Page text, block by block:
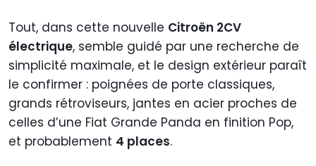
Tout, dans cette nouvelle Citroën 2CV
électrique, semble guidé par une recherche de
simplicité maximale, et le design extérieur paraît
le confirmer : poignées de porte classiques,
grands rétroviseurs, jantes en acier proches de
celles d’une Fiat Grande Panda en finition Pop,
et probablement 4 places.